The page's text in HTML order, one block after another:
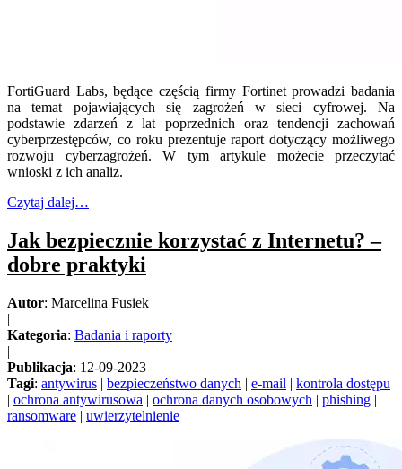
FortiGuard Labs, będące częścią firmy Fortinet prowadzi badania
na temat pojawiających się zagrożeń w sieci cyfrowej. Na
podstawie zdarzeń z lat poprzednich oraz tendencji zachowań
cyberprzestępców, co roku prezentuje raport dotyczący możliwego
rozwoju cyberzagrożeń. W tym artykule możecie przeczytać
wnioski z ich analiz.
Czytaj dalej…
Jak bezpiecznie korzystać z Internetu? –
dobre praktyki
Autor: Marcelina Fusiek
|
Kategoria: Badania i raporty
|
Publikacja: 12-09-2023
Tagi: antywirus | bezpieczeństwo danych | e-mail | kontrola dostępu
| ochrona antywirusowa | ochrona danych osobowych | phishing |
ransomware | uwierzytelnienie